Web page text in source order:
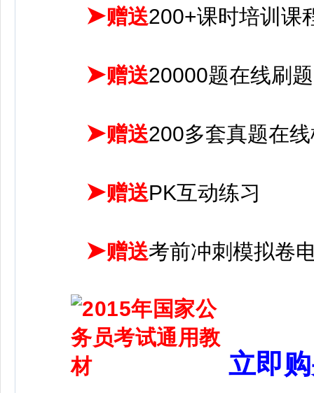
➤赠送200+课时培训课
➤赠送20000题在线刷题
➤赠送200多套真题在
➤赠送PK互动练习
➤赠送考前冲刺模拟卷
立即